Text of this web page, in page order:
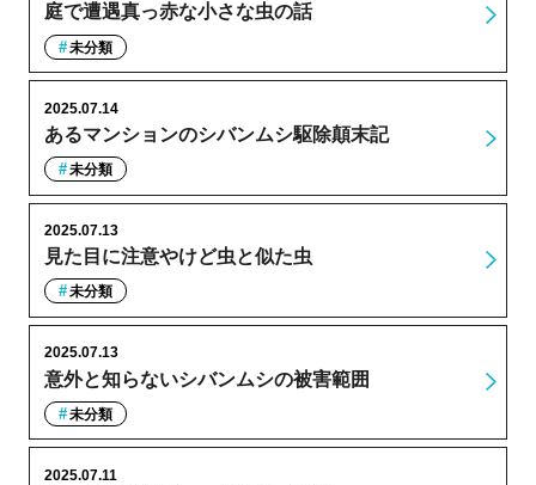
庭で遭遇真っ赤な小さな虫の話
未分類
あるマンションのシバンムシ駆除顛末記
2025.07.14
未分類
見た目に注意やけど虫と似た虫
2025.07.13
未分類
意外と知らないシバンムシの被害範囲
2025.07.13
未分類
2025.07.11